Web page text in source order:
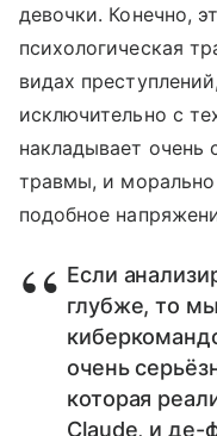
девочки. Конечно,
психологическая
видах
исключительно с
накладывает очень
травмы, и
подобное
Если
глубже, то
очень
которая
Claude, и де-